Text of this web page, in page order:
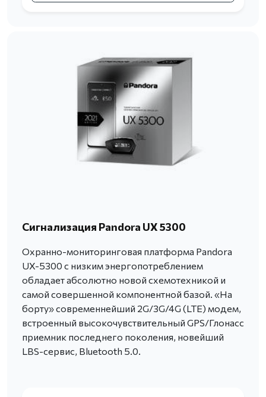
Сигнализация Pandora UX 5300
Охранно-мониторинговая платформа Pandora
UX-5300 с низким энергопотреблением
обладает абсолютно новой схемотехникой и
самой совершенной компонентной базой. «На
борту» современнейший 2G/3G/4G (LTE) модем,
встроенный высокочувствительный GPS/Глонасс
приемник последнего поколения, новейший
LBS-сервис, Bluetooth 5.0.